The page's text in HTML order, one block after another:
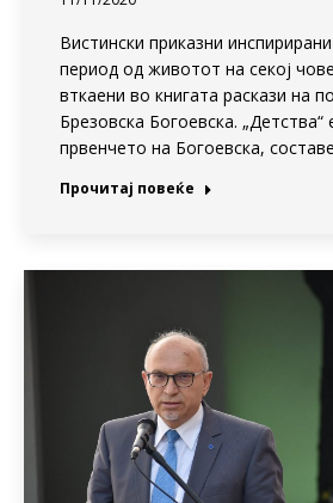
Вистински приказни
период од животот на секој
вткаени во книгата раскази на
Брезовска Богоевска. „Детства“
првенчето на Богоевска,
Прочитај повеќе